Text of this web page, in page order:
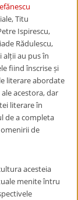
Titu
Ispirescu,
Rădulescu,
alții au pus în
fiind înscrise și
literare abordate
acestora, dar
literare în
de a completa
de
acesteia
menite întru